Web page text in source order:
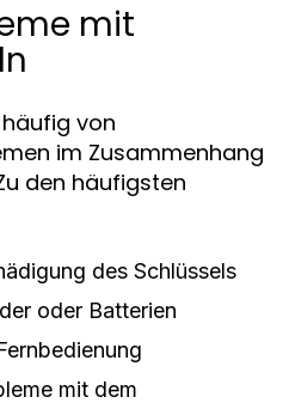
mit
von
im Zusammenhang
den häufigsten
des Schlüssels
oder Batterien
mit dem